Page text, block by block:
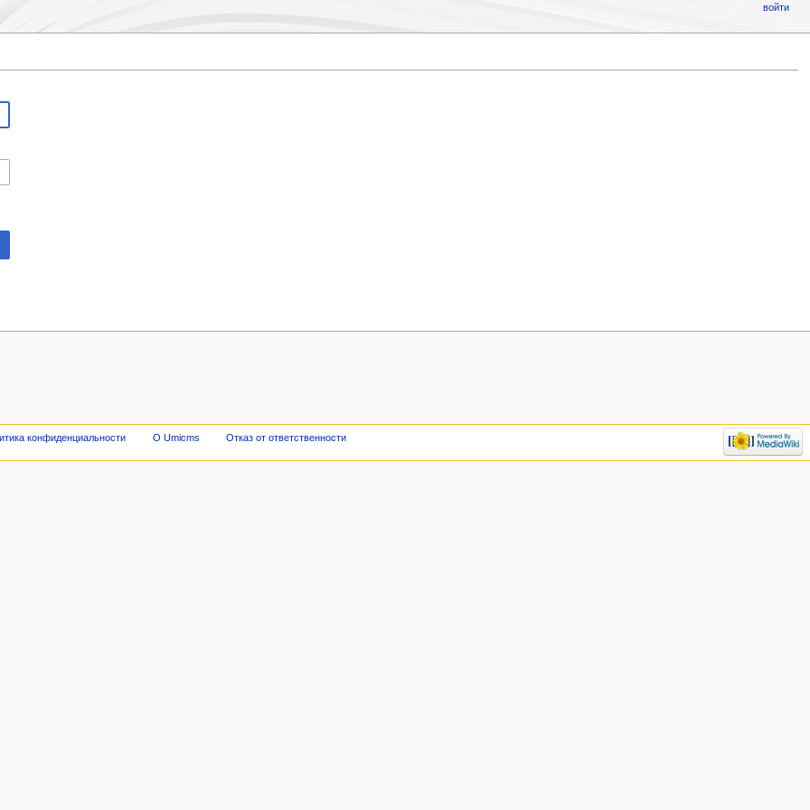
войти
конфиденциальности О Umicms Отказ от ответственности